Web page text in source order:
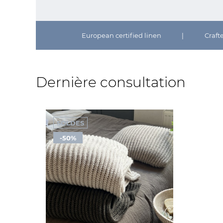
European certified linen |
Dernière consultation
SOLDES
-50%